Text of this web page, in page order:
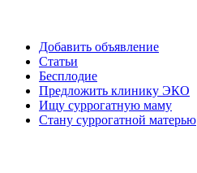
Добавить объявление
Статьи
Бесплодие
Предложить клинику ЭКО
Ищу суррогатную маму
Стану суррогатной матерью